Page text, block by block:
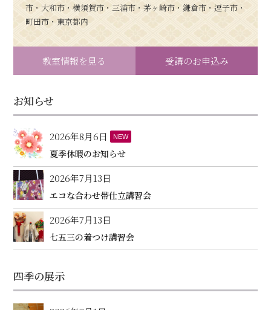
市・大和市・横須賀市・三浦市・茅ヶ崎市・鎌倉市・逗子市・
町田市・東京都内
教室情報を見る 受講のお申込み
お知らせ
2026年8月6日 NEW
夏季休暇のお知らせ
2026年7月13日
エコな合わせ帯仕立講習会
2026年7月13日
七五三の着つけ講習会
四季の展示